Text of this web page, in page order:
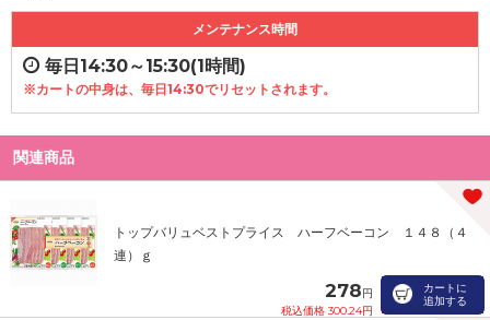
メンテナンス時間
毎日14:30～15:30(1時間)
※カートの中身は、毎日14:30でリセットされます。
関連商品
トップバリュベストプライス ハーフベーコン １４８（４
連）ｇ
278円
税込価格 300.24円
カートに
追加する